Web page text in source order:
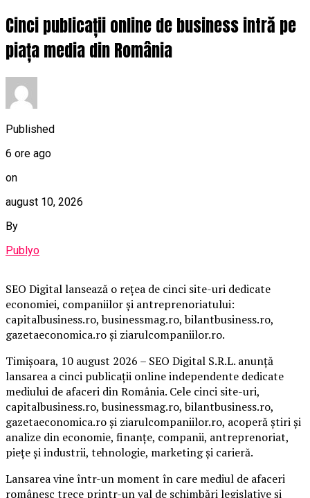
Cinci publicații online de business intră pe
piața media din România
Published
6 ore ago
on
august 10, 2026
By
Publyo
SEO Digital lansează o rețea de cinci site-uri dedicate
economiei, companiilor și antreprenoriatului:
capitalbusiness.ro, businessmag.ro, bilantbusiness.ro,
gazetaeconomica.ro și ziarulcompaniilor.ro.
Timișoara, 10 august 2026 – SEO Digital S.R.L. anunță
lansarea a cinci publicații online independente dedicate
mediului de afaceri din România. Cele cinci site-uri,
capitalbusiness.ro, businessmag.ro, bilantbusiness.ro,
gazetaeconomica.ro și ziarulcompaniilor.ro, acoperă știri și
analize din economie, finanțe, companii, antreprenoriat,
piețe și industrii, tehnologie, marketing și carieră.
Lansarea vine într-un moment în care mediul de afaceri
românesc trece printr-un val de schimbări legislative și